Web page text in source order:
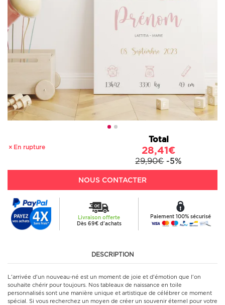
En rupture
Total
28,41€
29,90€ -5%
NOUS CONTACTER
Livraison offerte
Dès 69€ d'achats
Paiement 100% sécurisé
DESCRIPTION
L'arrivée d'un nouveau-né est un moment de joie et d'émotion que l'on
souhaite chérir pour toujours. Nos tableaux de naissance en toile
personnalisés sont une manière unique et artistique de célébrer ce moment
spécial. Si vous recherchez un moyen de créer un souvenir éternel pour votre